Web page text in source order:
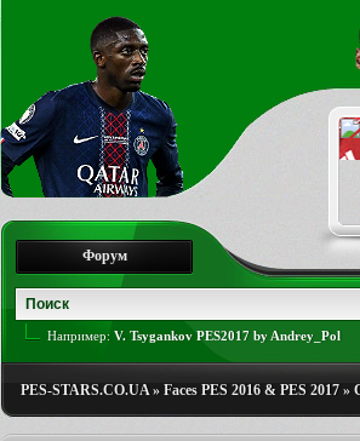
Форум
Например: V. Tsygankov PES2017 by Andrey_Pol
PES-STARS.CO.UA» Faces PES 2016 & PES 2017 »